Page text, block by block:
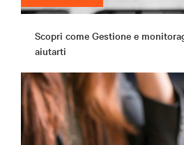
Scopri come Gestione e
aiutarti